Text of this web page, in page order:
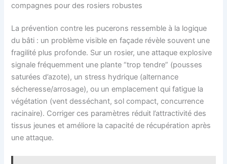
compagnes pour des rosiers robustes
La prévention contre les pucerons ressemble à la logique
du bâti : un problème visible en façade révèle souvent une
fragilité plus profonde. Sur un rosier, une attaque explosive
signale fréquemment une plante “trop tendre” (pousses
saturées d’azote), un stress hydrique (alternance
sécheresse/arrosage), ou un emplacement qui fatigue la
végétation (vent desséchant, sol compact, concurrence
racinaire). Corriger ces paramètres réduit l’attractivité des
tissus jeunes et améliore la capacité de récupération après
une attaque.